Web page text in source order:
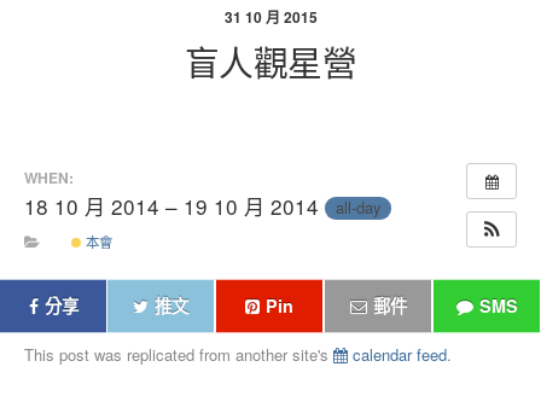
31 10 月 2015
盲人觀星營
WHEN:
18 10 月 2014 – 19 10 月 2014 all-day
本會
分享 推文 Pin 郵件 SMS
This post was replicated from another site's calendar feed.